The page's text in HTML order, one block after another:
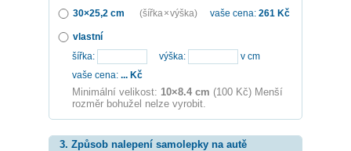
30×25,2 cm
(šířka × výška) vaše cena: 261 Kč
vlastní
šířka:
výška:
v cm
vaše cena: ... Kč
Minimální velikost: 10×8.4 cm (100 Kč) Menší
rozměr bohužel nelze vyrobit.
3. Způsob nalepení samolepky na autě